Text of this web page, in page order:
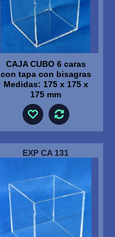
CAJA CUBO 6 caras
con tapa con bisagras
Medidas: 175 x 175 x
175 mm
EXP CA 131